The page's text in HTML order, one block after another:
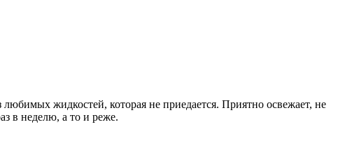
жидкостей, которая не приедается. Приятно освежает, не
в неделю, а то и реже.